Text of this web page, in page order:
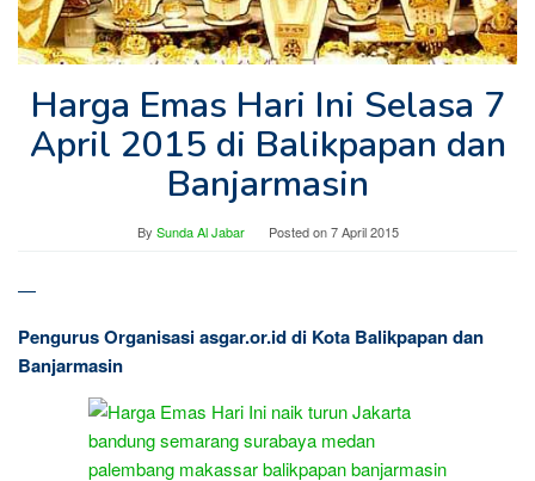
Harga Emas Hari Ini Selasa 7
April 2015 di Balikpapan dan
Banjarmasin
By Sunda Al Jabar Posted on7 April 2015
—
Pengurus Organisasi asgar.or.id di Kota Balikpapan dan
Banjarmasin